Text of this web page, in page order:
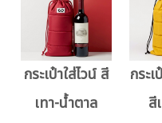
กระเป๋าใส่ไวน์ สี
เทา-น้ำตาล
กระ
สี